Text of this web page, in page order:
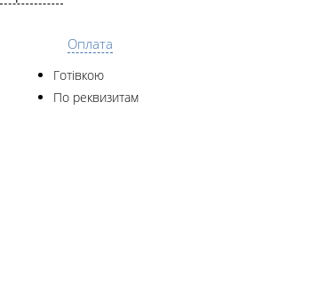
Оплата
Готівкою
По реквизитам